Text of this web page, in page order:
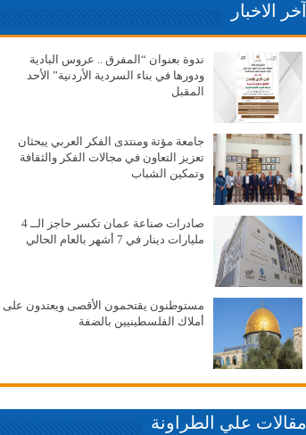
آخر الاخبار
ندوة بعنوان “المفرق .. عروس البادية
ودورها في بناء السردية الأردنية” الأحد
المقبل
جامعة مؤتة ومنتدى الفكر العربي يبحثان
تعزيز التعاون في مجالات الفكر والثقافة
وتمكين الشباب
صادرات صناعة عمان تكسر حاجز الــ 4
مليارات دينار في 7 أشهر بالعام الحالي
مستوطنون يقتحمون الأقصى ويعتدون على
أملاك الفلسطينيين بالضفة
مقالات علي الطراونة